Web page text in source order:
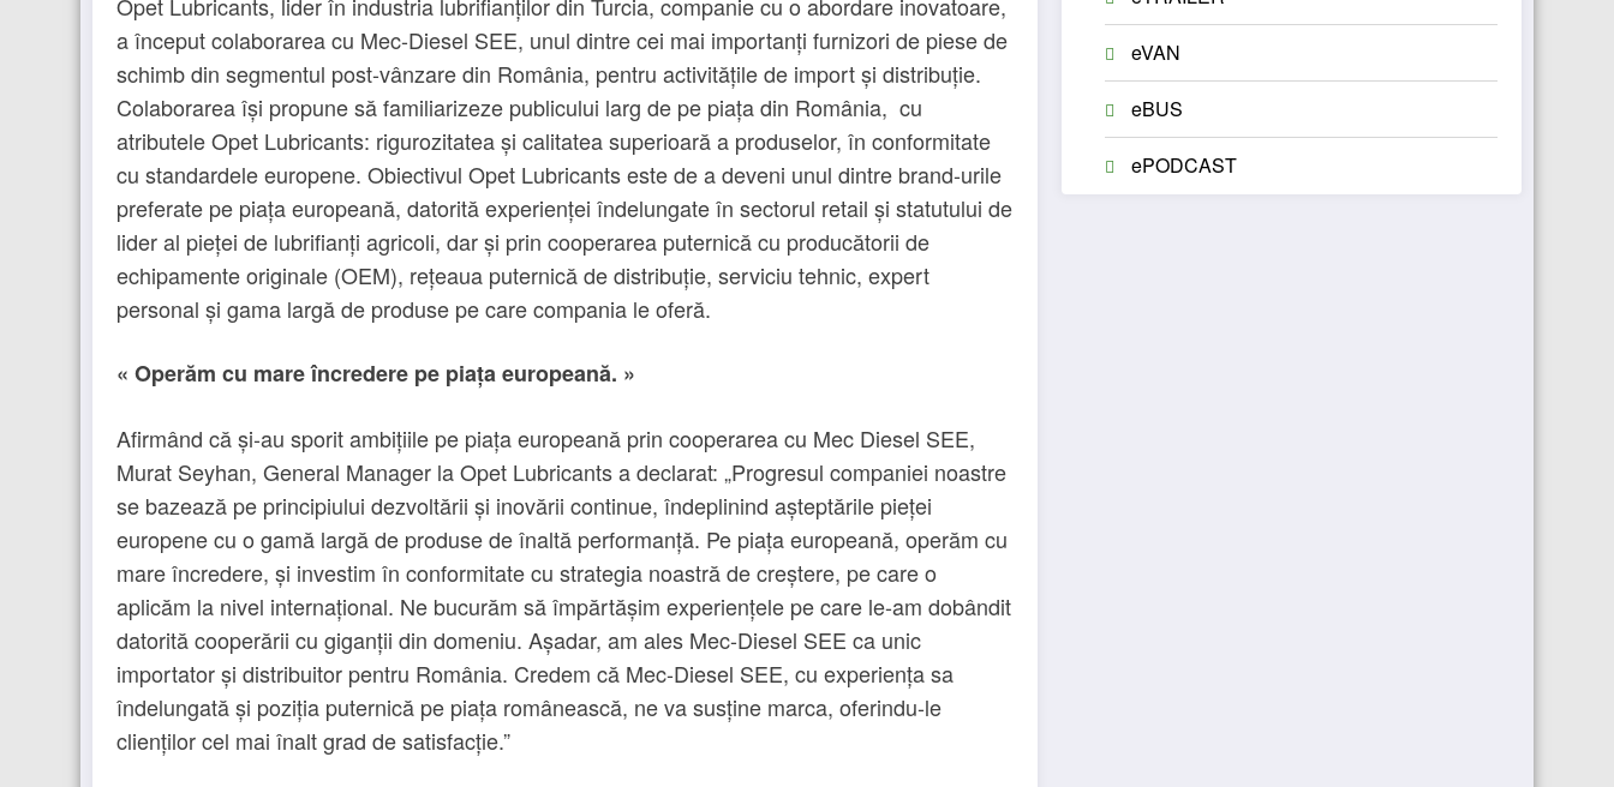
a început colaborarea cu Mec-Diesel SEE, unul dintre cei mai importanți furnizori de piese de
schimb din segmentul post-vânzare din România, pentru activitățile de import și distribuție.
Colaborarea își propune să familiarizeze publicului larg de pe piața din România, cu
atributele Opet Lubricants: rigurozitatea și calitatea superioară a produselor, în conformitate
cu standardele europene. Obiectivul Opet Lubricants este de a deveni unul dintre brand-urile
preferate pe piața europeană, datorită experienței îndelungate în sectorul retail și statutului de
lider al pieței de lubrifianți agricoli, dar și prin cooperarea puternică cu producătorii de
echipamente originale (OEM), rețeaua puternică de distribuție, serviciu tehnic, expert
personal și gama largă de produse pe care compania le oferă.
« Operăm cu mare încredere pe piața europeană. »
Afirmând că și-au sporit ambițiile pe piața europeană prin cooperarea cu Mec Diesel SEE,
Murat Seyhan, General Manager la Opet Lubricants a declarat: „Progresul companiei noastre
se bazează pe principiului dezvoltării și inovării continue, îndeplinind așteptările pieței
europene cu o gamă largă de produse de înaltă performanță. Pe piața europeană, operăm cu
mare încredere, și investim în conformitate cu strategia noastră de creștere, pe care o
aplicăm la nivel internațional. Ne bucurăm să împărtășim experiențele pe care le-am dobândit
datorită cooperării cu giganții din domeniu. Așadar, am ales Mec-Diesel SEE ca unic
importator și distribuitor pentru România. Credem că Mec-Diesel SEE, cu experiența sa
îndelungată și poziția puternică pe piața românească, ne va susține marca, oferindu-le
clienților cel mai înalt grad de satisfacție.”
eVAN
eBUS
ePODCAST